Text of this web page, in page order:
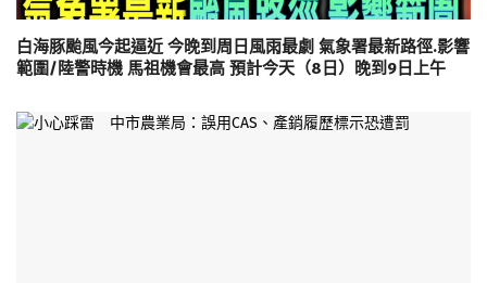
白海豚颱風今起逼近 今晚到周日風雨最劇 氣象署最新路徑.影響
範圍/陸警時機 馬祖機會最高 預計今天（8日）晚到9日上午